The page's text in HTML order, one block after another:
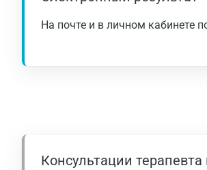
На почте и в личном кабинете
Консультации